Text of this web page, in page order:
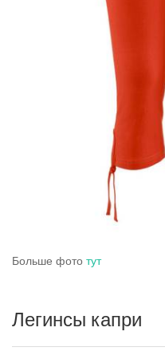
Больше фото тут
Легинсы капри